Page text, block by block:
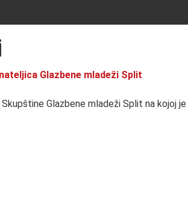
Glazbene mladeži Split
Glazbene mladeži Split na kojoj